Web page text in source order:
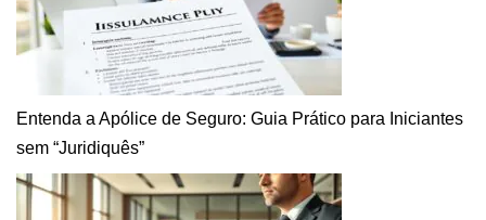
Entenda a Apólice de Seguro: Guia Prático para Iniciantes
sem “Juridiquês”